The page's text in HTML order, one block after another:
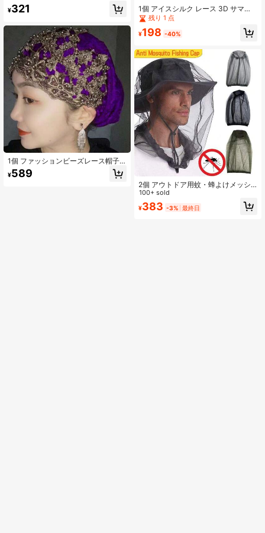
¥321
1個 ファッションビーズレース帽子
女性用ビーニー帽 ヘアカバー フード
母の日ギフトに最適なスリープボン
¥589
1個 アイスシルク レース 3D サマーU
Vカット フェイスマスク、アイスク
ール サンスクリーンマスク UPF50
+、目と首の保護ガイター
残り 1 点
¥198 -40%
2個 アウトドア用蚊・蜂よけメッシ
ュヘッドカバー フェイスプロテクシ
ョンハット 釣り・養蜂用 日よけメッ
シュフェイスマスク
100+ sold
¥383 -3% 最終日